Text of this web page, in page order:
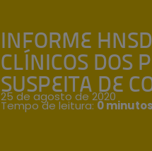
INFORME
CLÍNICOS DOS
SUSPEITA DE
25 de agosto de 2020
Tempo de leitura: 0 minutos